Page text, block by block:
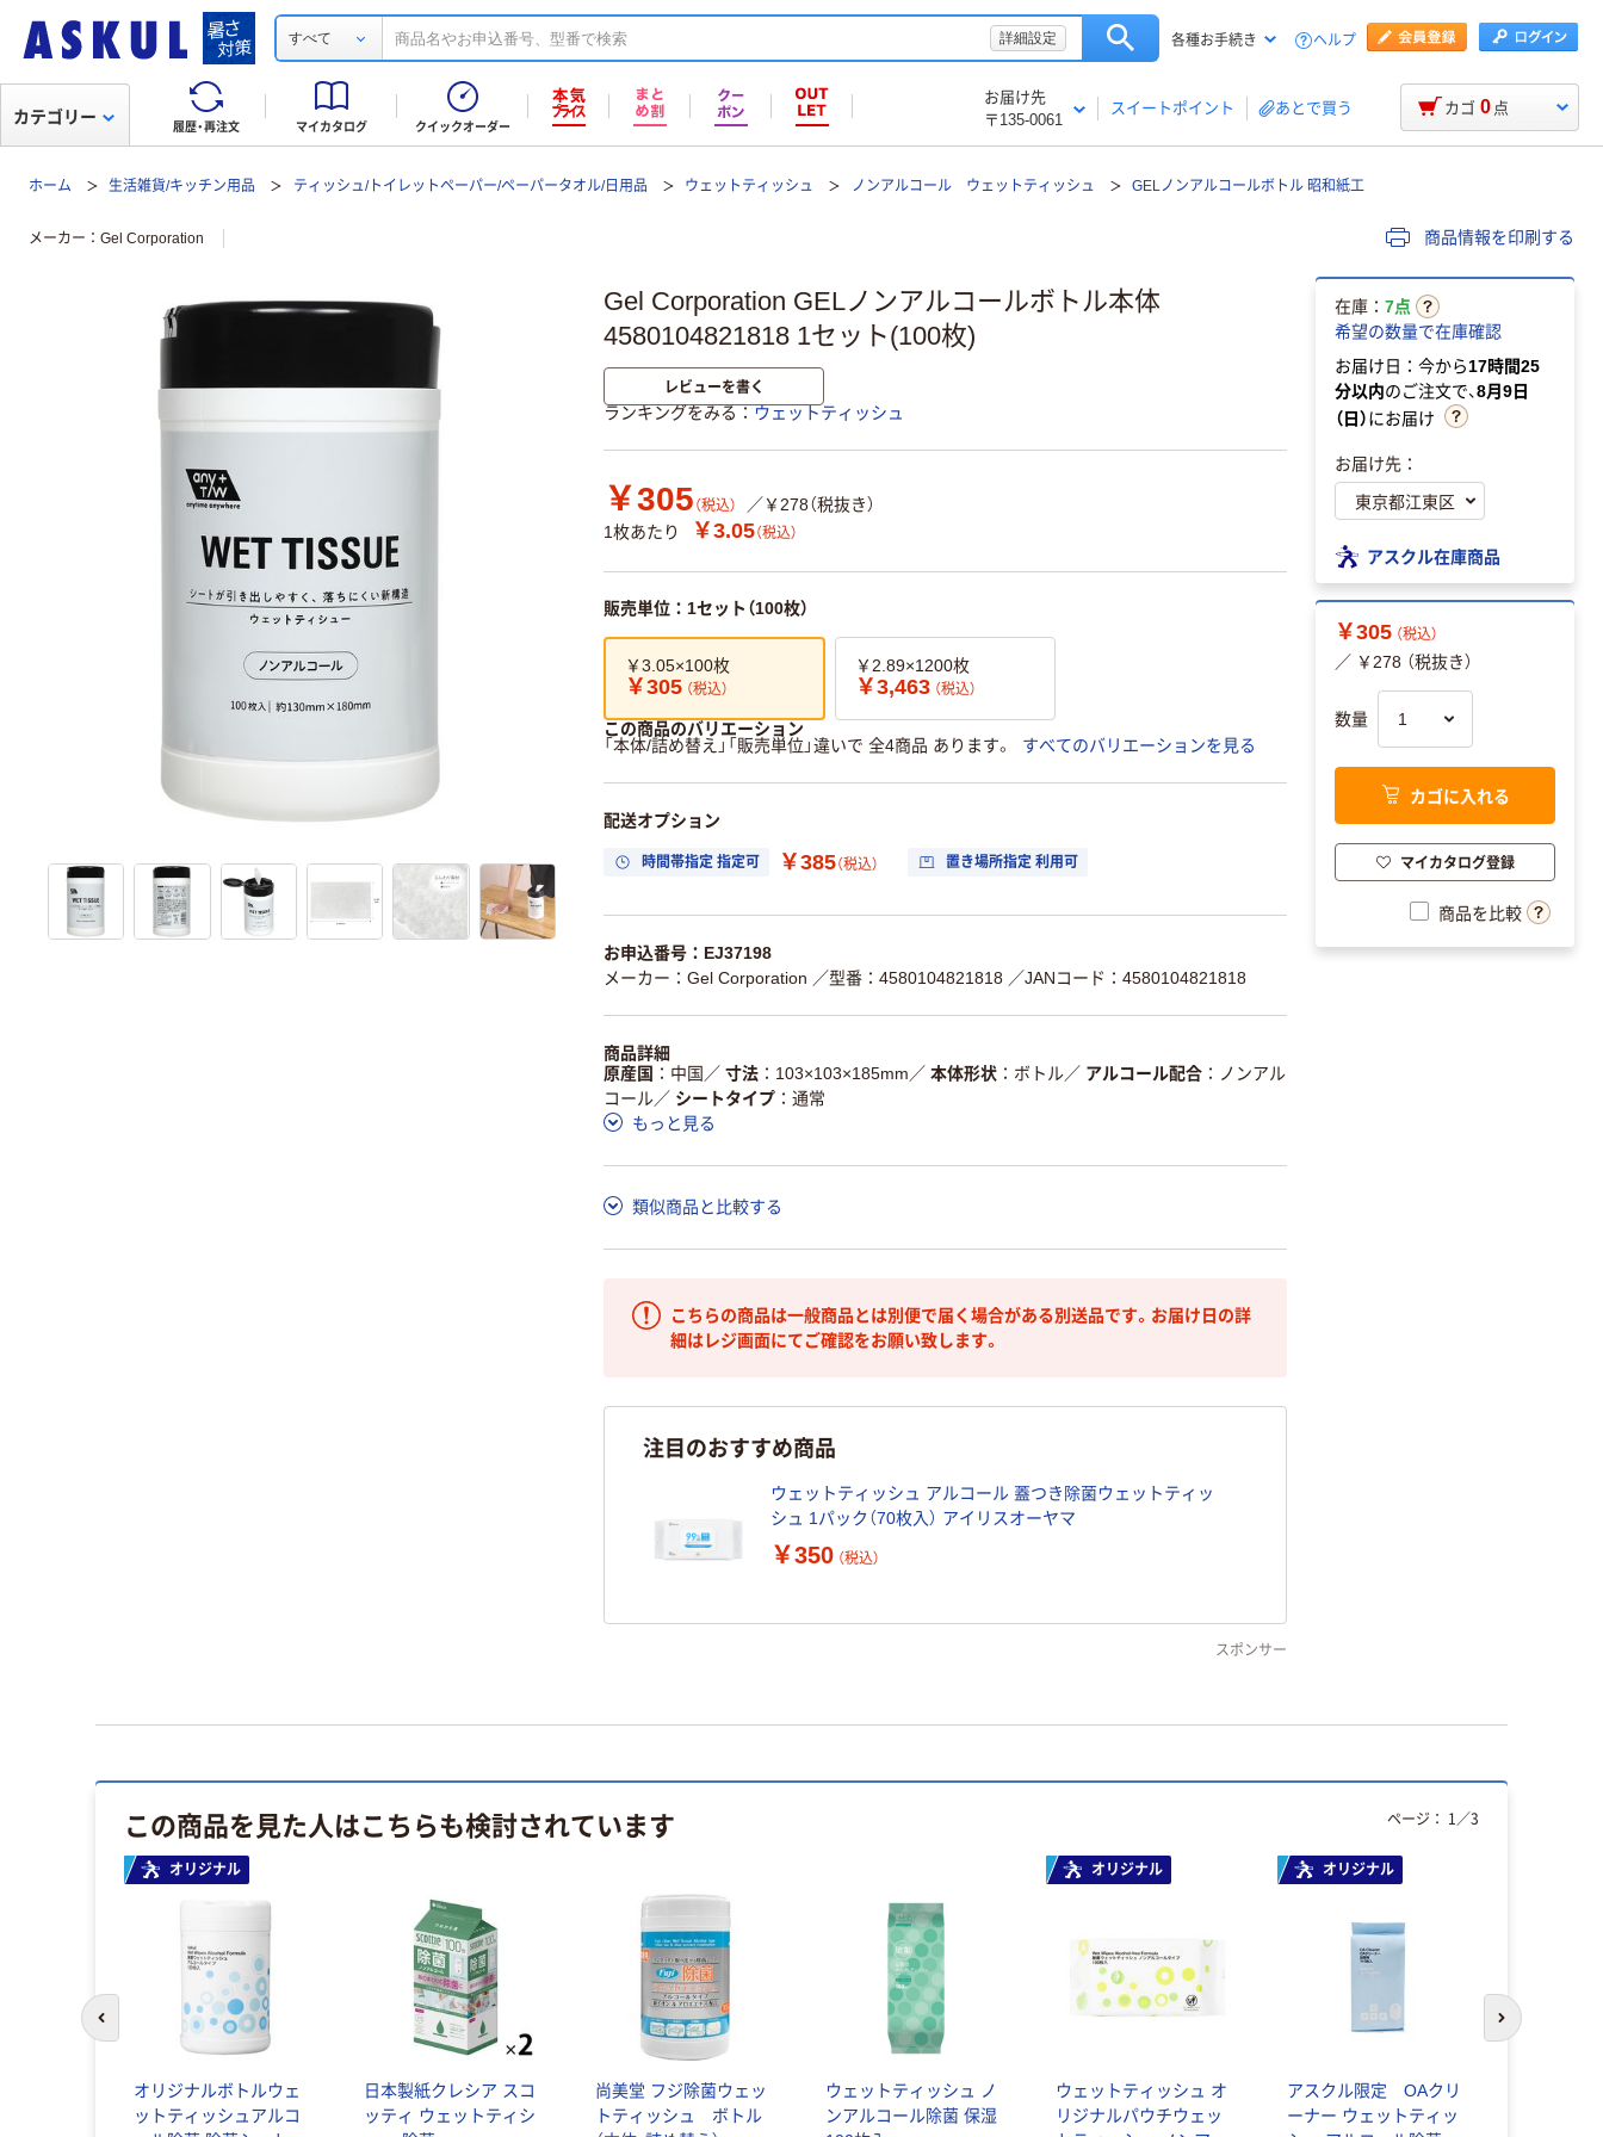
すべて 詳細設定 各種お手続き ヘルプ
履歴・再注文 マイカタログ クイックオーダー
お届け先
〒135-0061
スイートポイント あとで買う
カテゴリー カゴ 0 点
ホーム 生活雑貨/キッチン用品 ティッシュ/トイレットペーパー/ペーパータオル/日用品 ウェットティッシュ ノンアルコール ウェットティッシュ GELノンアルコールボトル 昭和紙工
メーカー Gel Corporation 商品情報を印刷する
Gel Corporation GELノンアルコールボトル本体
4580104821818 1セット(100枚)
レビューを書く
ランキングをみる ウェットティッシュ
￥305 （税込）
／￥278（税抜き）
1枚あたり
￥3.05（税込）
販売単位：1セット（100枚）
￥3.05×100枚
￥305 （税込）
￥2.89×1200枚
￥3,463 （税込）
この商品のバリエーション
「本体/詰め替え」「販売単位」違いで 全4商品 あります。
すべてのバリエーションを見る
配送オプション
時間帯指定 指定可 ￥385（税込） 置き場所指定 利用可
お申込番号：EJ37198
メーカー：Gel Corporation ／型番：4580104821818 ／JANコード：4580104821818
商品詳細
原産国
中国 ／ 寸法 103×103×185mm ／ 本体形状 ボトル／ アルコール配合
ノンアル
コール／ シートタイプ
通常
もっと見る
類似商品と比較する
こちらの商品は一般商品とは別便で届く場合がある別送品です。お届け日の詳
細はレジ画面にてご確認をお願い致します。
注目のおすすめ商品
ウェットティッシュ アルコール 蓋つき除菌ウェットティッ
シュ 1パック（70枚入） アイリスオーヤマ
￥350 （税込）
スポンサー
在庫： 7点
希望の数量で在庫確認
お届け日：今から17時間25
分以内のご注文で、8月9日
（日）にお届け
お届け先：
アスクル在庫商品
￥305 （税込）
／ ￥278 （税抜き）
数量
カゴに入れる
マイカタログ登録
商品を比較
この商品を見た人はこちらも検討されています
オリジナル
オリジナルボトルウェ
ットティッシュアルコ
日本製紙クレシア スコ
ッティ ウェットティシ
尚美堂 フジ除菌ウェッ
トティッシュ ボトル
ウェットティッシュ ノ
ンアルコール除菌 保湿
オリジナル
ウェットティッシュ オ
リジナルパウチウェッ
オリジナル
アスクル限定 OAクリ
ーナー ウェットティッ
ページ： 1 ／3
前のスライドへ 次のスライド